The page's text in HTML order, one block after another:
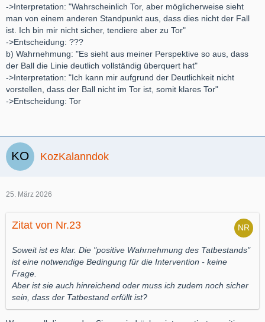
->Interpretation: "Wahrscheinlich Tor, aber möglicherweise sieht
man von einem anderen Standpunkt aus, dass dies nicht der Fall
ist. Ich bin mir nicht sicher, tendiere aber zu Tor"
->Entscheidung: ???
b) Wahrnehmung: "Es sieht aus meiner Perspektive so aus, dass
der Ball die Linie deutlich vollständig überquert hat"
->Interpretation: "Ich kann mir aufgrund der Deutlichkeit nicht
vorstellen, dass der Ball nicht im Tor ist, somit klares Tor"
->Entscheidung: Tor
KozKalanndok
25. März 2026
Zitat von Nr.23
Soweit ist es klar. Die "positive Wahrnehmung des Tatbestands"
ist eine notwendige Bedingung für die Intervention - keine
Frage.
Aber ist sie auch hinreichend oder muss ich zudem noch sicher
sein, dass der Tatbestand erfüllt ist?